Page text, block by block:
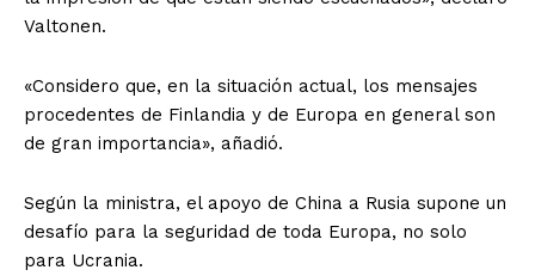
Valtonen.
«Considero que, en la situación actual, los mensajes
procedentes de Finlandia y de Europa en general son
de gran importancia», añadió.
Según la ministra, el apoyo de China a Rusia supone un
desafío para la seguridad de toda Europa, no solo
para Ucrania.